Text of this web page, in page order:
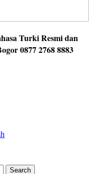
Turki Resmi dan
0877 2768 8883